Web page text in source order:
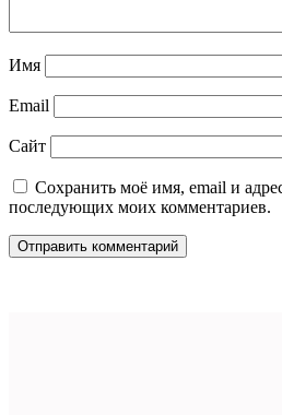
Имя
Email
Сайт
Сохранить моё имя, email и
последующих моих комментариев.